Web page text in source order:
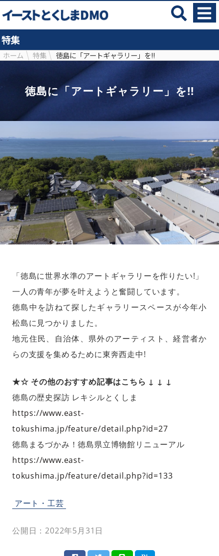
特集
ホーム 特集 徳島に「アートギャラリー」を!!
徳島に「アートギャラリー」を!!
「徳島に世界水準のアートギャラリーを作りたい!」
一人の青年が夢を叶えようと奮闘しています。
徳島中を訪ねて探したギャラリースペースが今年小
松島に見つかりました。
地元住民、自治体、県外のアーティスト、経営者か
らの支援を集めるために東奔西走中!
★☆ その他のおすすめ記事はこちら ↓ ↓ ↓
徳島の歴史探訪 レキシルとくしま
https://www.east-
tokushima.jp/feature/detail.php?id=27
徳島まるづかみ！徳島県立博物館リニューアル
https://www.east-
tokushima.jp/feature/detail.php?id=133
アート・工芸
公開日：2022年5月31日